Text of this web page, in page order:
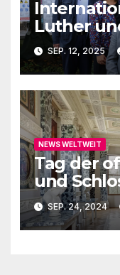
Luther
SEP. 12, 2025
NEWS WELTWEIT
Tag der
und
SEP. 24, 2024